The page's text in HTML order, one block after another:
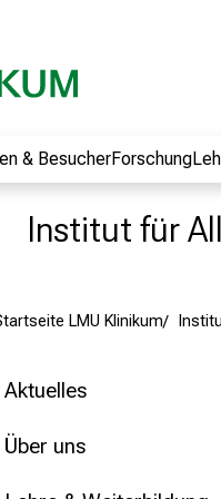
& BesucherForschung
Institut für
LMU Klinikum
Aktuelles
Über uns